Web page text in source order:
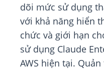
dõi mức sử dụng
với khả năng hiển
chức và giới hạn
sử dụng Claude
AWS hiện tại.